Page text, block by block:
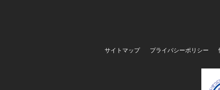
サイトマップ プライバシーポリシー